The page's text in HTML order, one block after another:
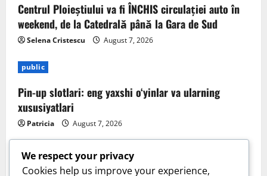
Centrul Ploieștiului va fi ÎNCHIS circulației auto în
weekend, de la Catedrală până la Gara de Sud
Selena Cristescu August 7, 2026
public
Pin-up slotlari: eng yaxshi o‘yinlar va ularning
xususiyatlari
Patricia August 7, 2026
We respect your privacy
Cookies help us improve your experience,